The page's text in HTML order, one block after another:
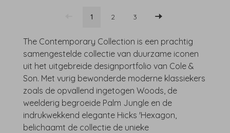
1 2 3
The Contemporary Collection is een prachtig
samengestelde collectie van duurzame iconen
uit het uitgebreide designportfolio van Cole &
Son. Met vurig bewonderde moderne klassiekers
zoals de opvallend ingetogen Woods, de
weelderig begroeide Palm Jungle en de
indrukwekkend elegante Hicks 'Hexagon,
belichaamt de collectie de unieke